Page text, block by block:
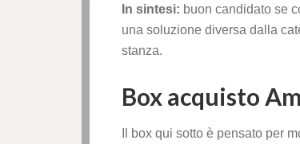
In sintesi: buon candidato se
una soluzione diversa dalla
stanza.
Box acquisto
Il box qui sotto è pensato per